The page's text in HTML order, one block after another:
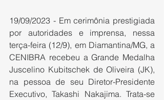
19/09/2023 - Em cerimônia prestigiada
por autoridades e imprensa, nessa
terça-feira (12/9), em Diamantina/MG, a
CENIBRA recebeu a Grande Medalha
Juscelino Kubitschek de Oliveira (JK),
na pessoa de seu Diretor-Presidente
Executivo, Takashi Nakajima. Trata-se